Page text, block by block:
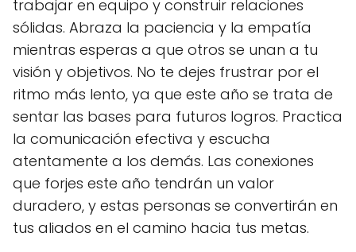
trabajar en equipo y construir relaciones
sólidas. Abraza la paciencia y la empatía
mientras esperas a que otros se unan a tu
visión y objetivos. No te dejes frustrar por el
ritmo más lento, ya que este año se trata de
sentar las bases para futuros logros. Practica
la comunicación efectiva y escucha
atentamente a los demás. Las conexiones
que forjes este año tendrán un valor
duradero, y estas personas se convertirán en
tus aliados en el camino hacia tus metas.